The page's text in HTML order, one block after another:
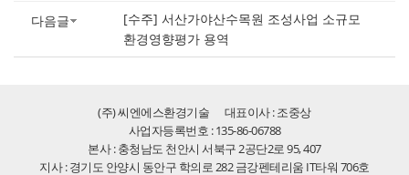
다음글
[수주] 서산가야산수목원 조성사업 소규모
환경영향평가 용역
(주) 씨엔에스환경기술
대표이사 : 조중상
사업자등록번호 : 135-86-06788
본사 : 충청남도 천안시 서북구 2공단2로 95, 407
지사 : 경기도 안양시 동안구 학의로 282 금강펜테리움 IT타워 706호